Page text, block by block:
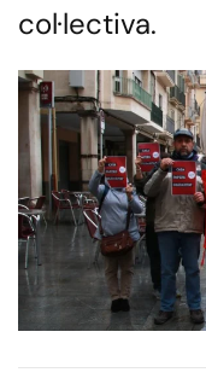
col·lectiva.